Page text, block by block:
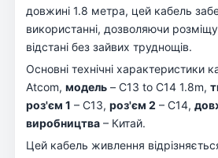
довжині 1.8 метра, цей кабель
використанні, дозволяючи
відстані без зайвих труднощів.
Основні технічні характеристики
Atcom, модель – C13 to C14 1.8m,
роз'єм 1 – С13, роз'єм 2 – С14,
виробництва – Китай.
Цей кабель живлення